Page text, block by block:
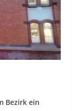
Bezirk ein